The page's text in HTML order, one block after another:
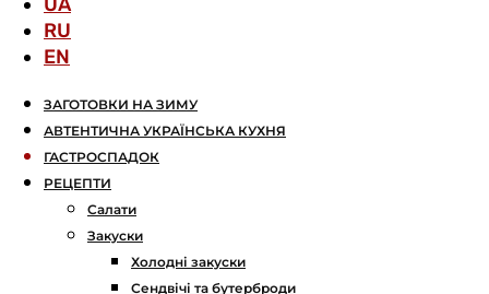
RU
EN
ЗАГОТОВКИ НА ЗИМУ
АВТЕНТИЧНА УКРАЇНСЬКА КУХНЯ
ГАСТРОСПАДОК
РЕЦЕПТИ
Салати
Закуски
Холодні закуски
Сендвічі та бутерброди